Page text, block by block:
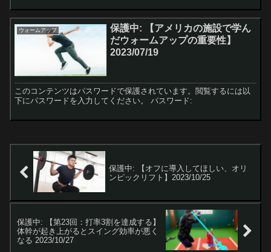
ウォームアップ
保護中: 【アメリカの施設で学ん
だウォームアップの重要性】
2023/07/19
このコンテンツはパスワードで保護されています。閲覧するには以
下にパスワードを入力してください。 パスワード:
保護中: 【オフに導入してほしい、オリ
ンピックリフト】2023/10/25
保護中: 【第23回：打率3割を達成する】
体幹が起き上がるとスイング効率が悪く
なる 2023/10/27